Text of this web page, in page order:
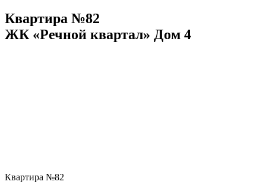
Квартира №82
ЖК «Речной квартал» Дом 4
Квартира №82